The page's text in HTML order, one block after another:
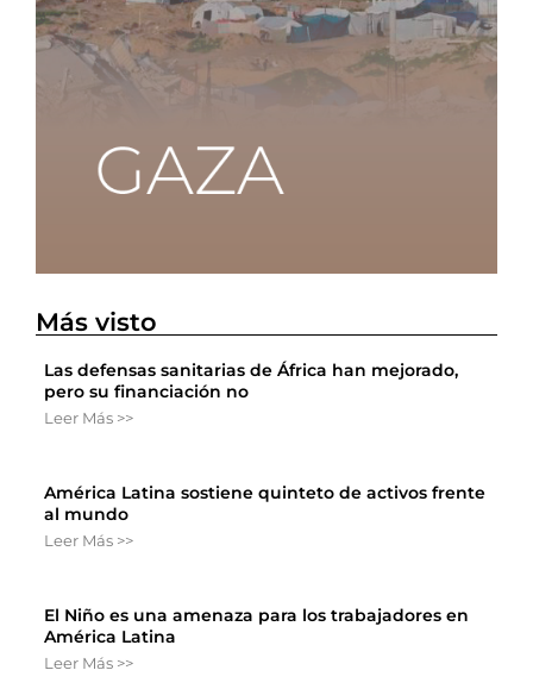
Más visto
Las defensas sanitarias de África han mejorado,
pero su financiación no
Leer Más >>
América Latina sostiene quinteto de activos frente
al mundo
Leer Más >>
El Niño es una amenaza para los trabajadores en
América Latina
Leer Más >>